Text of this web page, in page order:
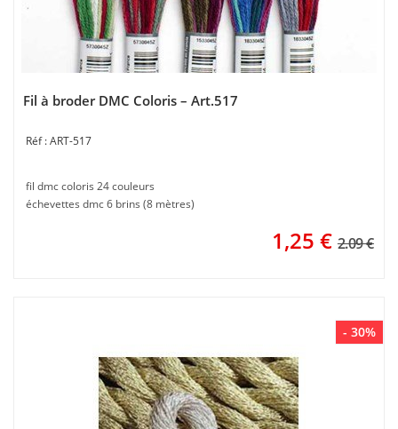
Fil à broder DMC Coloris – Art.517
ART-517
fil dmc coloris 24 couleurs
échevettes dmc 6 brins (8 mètres)
1,25 € 2.09 €
- 30%